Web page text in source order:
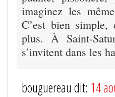
imaginez les
C’est bien
plus. À Saint-
s’invitent dans les
bouguereau dit: 14